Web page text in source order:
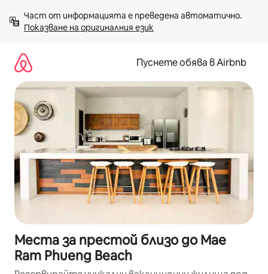
към
съдържанието
Показване на оригиналния език
Пуснете обява в Airbnb
Места за престой близо до Mae
Ram Phueng Beach